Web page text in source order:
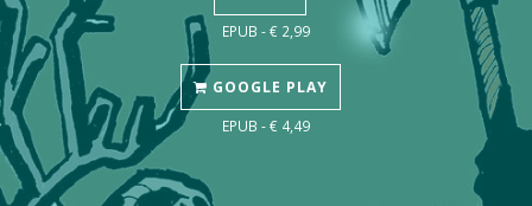
EPUB - € 2,99
GOOGLE PLAY
EPUB - € 4,49